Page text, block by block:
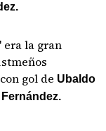
era la gran
gol de Ubaldo